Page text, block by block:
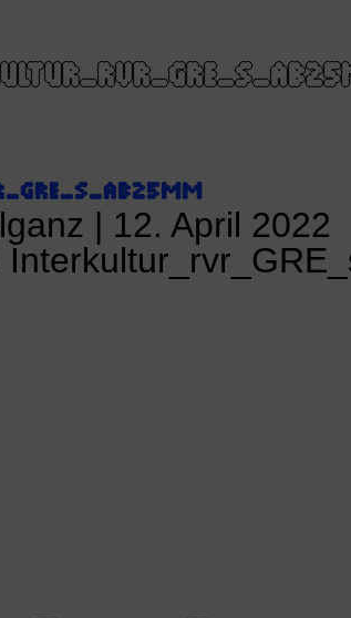
| 12. April 2022